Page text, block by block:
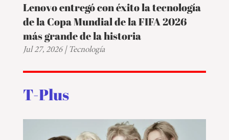
Lenovo entregó con éxito la tecnología
de la Copa Mundial de la FIFA 2026
más grande de la historia
Jul 27, 2026|Tecnología
T-Plus